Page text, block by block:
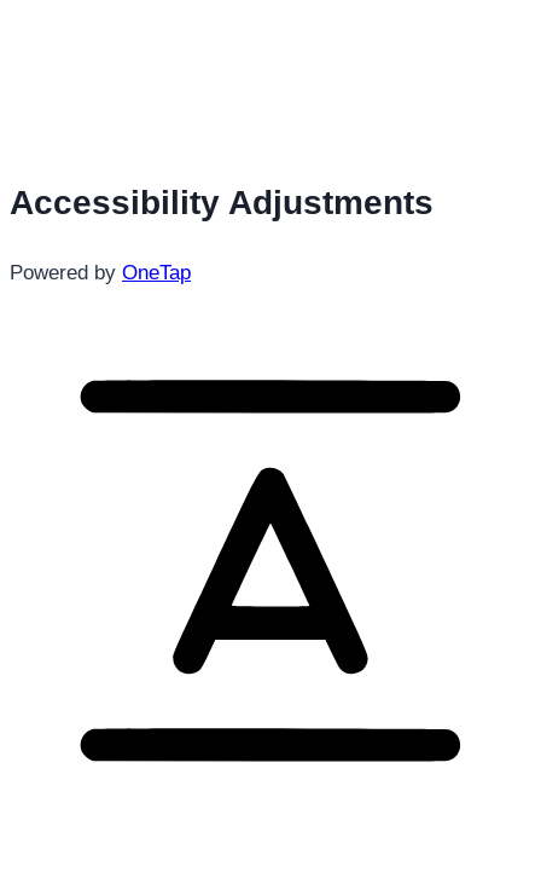
Accessibility Adjustments
Powered by OneTap